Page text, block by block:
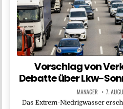
Vorschlag von
Debatte über Lkw-
MANAGER 7.
Das Extrem-Niedrigwasser